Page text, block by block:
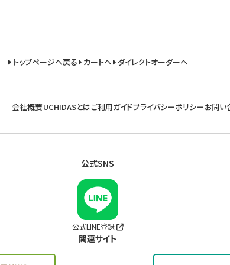
トップページへ戻る カートへ ダイレクトオーダーへ
会社概要UCHIDASとはご利用ガイドプライバシーポリシーお問い
公式SNS
公式LINE登録
関連サイト